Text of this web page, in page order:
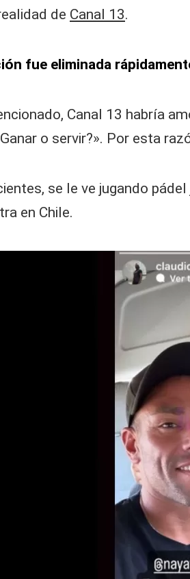
de Canal 13.
fue eliminada
Canal 13 habría
o servir?». Por esta
se le ve jugando
en Chile.